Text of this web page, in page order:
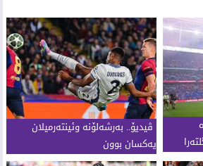
ڤیدیۆ.. بەرشەلۆنە وئینتەرمیلان
یەکسان بوون